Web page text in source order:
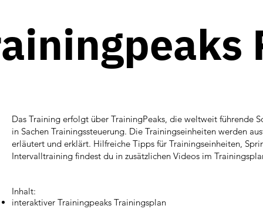
Inhalt:​
interaktiver Trainingpeaks Trainingsplan
Das Training erfolgt über TrainingPeaks, die weltweit führende
in Sachen Trainingssteuerung. Die Trainingseinheiten werden
erläutert und erklärt. Hilfreiche Tipps für Trainingseinheiten,
Intervalltraining findest du in zusätzlichen Videos im